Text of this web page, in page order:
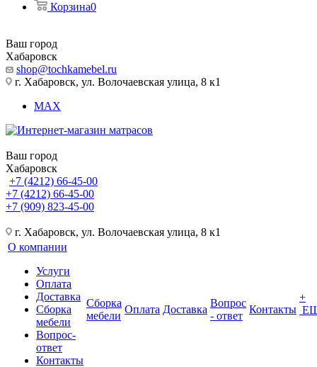
Корзина0
Ваш город
Хабаровск
shop@tochkamebel.ru
г. Хабаровск, ул. Волочаевская улица, 8 к1
MAX
Ваш город
Хабаровск
+7 (4212) 66-45-00
+7 (4212) 66-45-00
+7 (909) 823-45-00
г. Хабаровск, ул. Волочаевская улица, 8 к1
О компании
Услуги
Оплата
Доставка
Сборка
мебели
Вопрос-
ответ
Контакты
Сборка
мебели
Оплата Доставка
Вопрос
- ответ
Контакты
+